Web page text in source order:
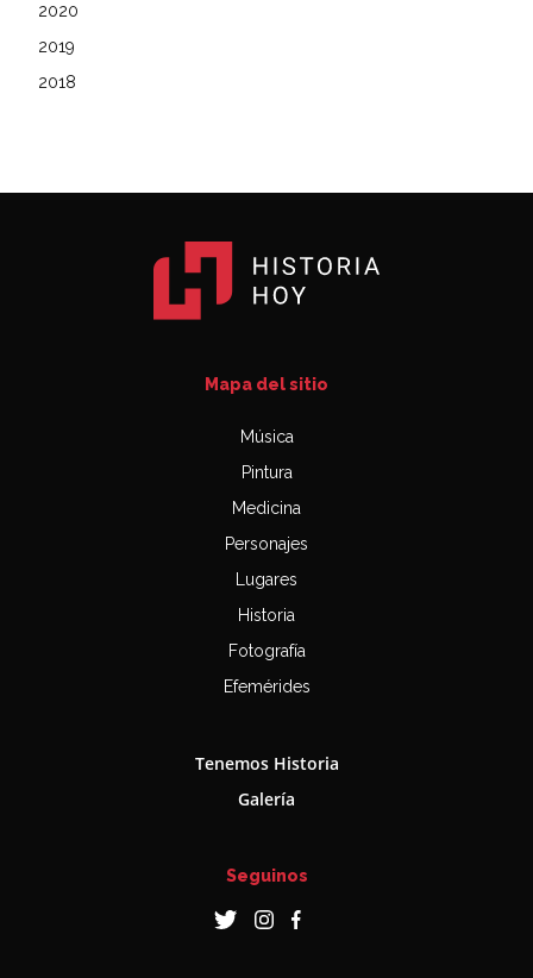
2020
2019
2018
Mapa del sitio
Música
Pintura
Medicina
Personajes
Lugares
Historia
Fotografía
Efemérides
Tenemos Historia
Galería
Seguinos